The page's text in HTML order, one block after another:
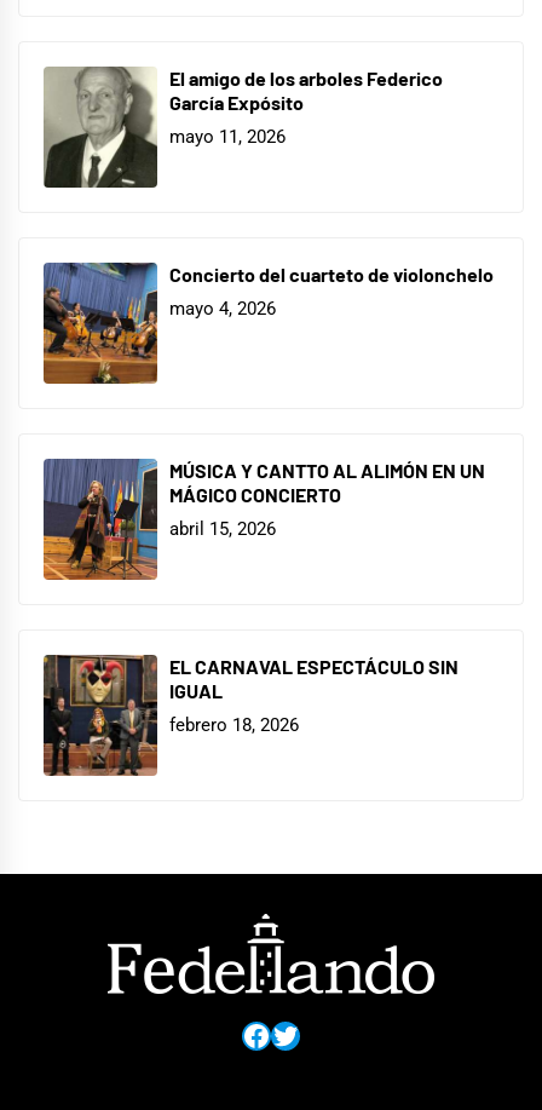
El amigo de los arboles Federico
García Expósito
mayo 11, 2026
Concierto del cuarteto de violonchelo
mayo 4, 2026
MÚSICA Y CANTTO AL ALIMÓN EN UN
MÁGICO CONCIERTO
abril 15, 2026
EL CARNAVAL ESPECTÁCULO SIN
IGUAL
febrero 18, 2026
Facebook
Twitter